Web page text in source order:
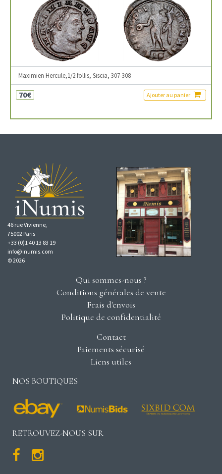
Maximien Hercule,1/2 follis, Siscia, 307-308
70€ Ajouter au panier
46 rue Vivienne,
75002 Paris
+33 (0)1 40 13 83 19
info@inumis.com
© 2026
Qui sommes-nous ?
Conditions générales de vente
Frais d'envois
Politique de confidentialité
Contact
Paiements sécurisé
Liens utiles
NOS BOUTIQUES
RETROUVEZ-NOUS SUR